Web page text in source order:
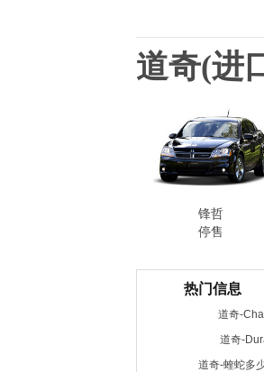
道奇(进
锋哲
停售
热门信息
道奇-
道奇-
道奇-蝰蛇多